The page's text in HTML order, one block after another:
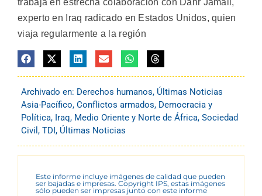
trabaja en estrecha colaboración con Dahr Jamail,
experto en Iraq radicado en Estados Unidos, quien
viaja regularmente a la región
Archivado en: Derechos humanos, Últimas Noticias
Asia-Pacífico, Conflictos armados, Democracia y
Política, Iraq, Medio Oriente y Norte de África, Sociedad
Civil , TDI, Últimas Noticias
Este informe incluye imágenes de calidad que pueden
ser bajadas e impresas. Copyright IPS, estas imágenes
sólo pueden ser impresas junto con este informe